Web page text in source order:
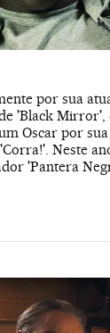
por sua
'Black Mirror',
Oscar por
Neste
'Pantera